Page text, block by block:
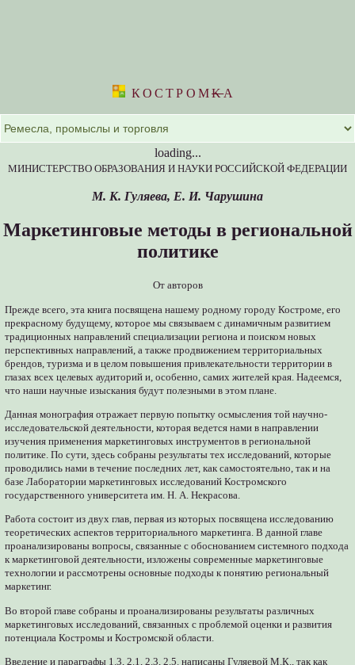
КОСТРОМKА
loading...
МИНИСТЕРСТВО ОБРАЗОВАНИЯ И НАУКИ РОССИЙСКОЙ ФЕДЕРАЦИИ
М. К. Гуляева, Е. И. Чарушина
Маркетинговые методы в региональной
политике
От авторов
Прежде всего, эта книга посвящена нашему родному городу Костроме, его
прекрасному будущему, которое мы связываем с динамичным развитием
традиционных направлений специализации региона и поиском новых
перспективных направлений, а также продвижением территориальных
брендов, туризма и в целом повышения привлекательности территории в
глазах всех целевых аудиторий и, особенно, самих жителей края. Надеемся,
что наши научные изыскания будут полезными в этом плане.
Данная монография отражает первую попытку осмысления той научно-
исследовательской деятельности, которая ведется нами в направлении
изучения применения маркетинговых инструментов в региональной
политике. По сути, здесь собраны результаты тех исследований, которые
проводились нами в течение последних лет, как самостоятельно, так и на
базе Лаборатории маркетинговых исследований Костромского
государственного университета им. Н. А. Некрасова.
Работа состоит из двух глав, первая из которых посвящена исследованию
теоретических аспектов территориального маркетинга. В данной главе
проанализированы вопросы, связанные с обоснованием системного подхода
к маркетинговой деятельности, изложены современные маркетинговые
технологии и рассмотрены основные подходы к понятию региональный
маркетинг.
Во второй главе собраны и проанализированы результаты различных
маркетинговых исследований, связанных с проблемой оценки и развития
потенциала Костромы и Костромской области.
Введение и параграфы 1.3, 2.1, 2.3, 2.5. написаны Гуляевой М.К., так как